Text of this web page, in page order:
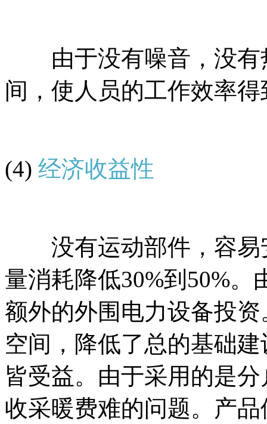
由于没有噪音，没有
间，使人员的工作效率
(4) 经济收益性
没有运动部件，容易
量消耗降低30%到50%
额外的外围电力设备投
空间，降低了总的基础
皆受益。由于采用的是
收采暖费难的问题。产